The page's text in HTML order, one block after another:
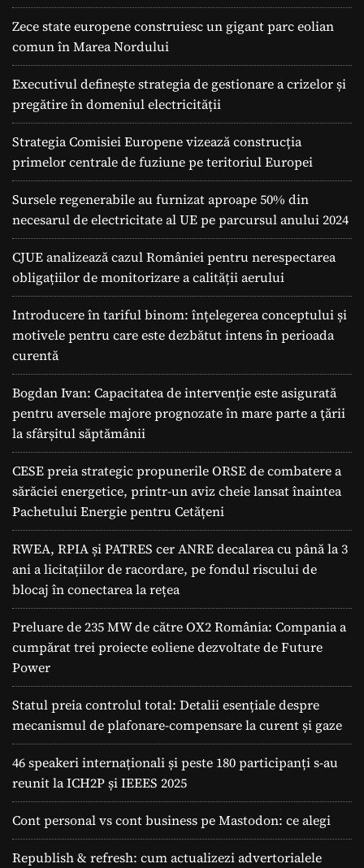
Zece state europene construiesc un gigant parc eolian
comun în Marea Nordului
Executivul definește strategia de gestionare a crizelor și
pregătire în domeniul electricității
Strategia Comisiei Europene vizează construcția
primelor centrale de fuziune pe teritoriul Europei
Sursele regenerabile au furnizat aproape 50% din
necesarul de electricitate al UE pe parcursul anului 2024
CJUE analizează cazul României pentru nerespectarea
obligațiilor de monitorizare a calității aerului
Introducere în tariful binom: înțelegerea conceptului și
motivele pentru care este dezbătut intens în perioada
curentă
Bogdan Ivan: Capacitatea de intervenție este asigurată
pentru aversele majore prognozate în mare parte a ţării
la sfârșitul săptămânii
CESE preia strategic propunerile ORSE de combatere a
sărăciei energetice, printr-un aviz cheie lansat înaintea
Pachetului Energie pentru Cetățeni
RWEA, RPIA și PATRES cer ANRE decalarea cu până la 3
ani a licitațiilor de racordare, pe fondul riscului de
blocaj în conectarea la rețea
Preluare de 235 MW de către OX2 România: Compania a
cumpărat trei proiecte eoliene dezvoltate de Future
Power
Statul preia controlul total: Detalii esențiale despre
mecanismul de plafonare-compensare la curent și gaze
46 speakeri internaționali și peste 180 participanți s-au
reunit la ICH2P și IEEES 2025
Cont personal vs cont business pe Mastodon: ce alegi
Republish & refresh: cum actualizezi advertorialele